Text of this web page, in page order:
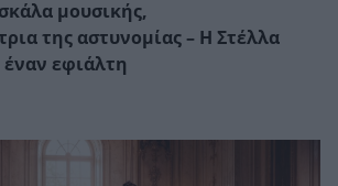
μουσικής,
της αστυνομίας – Η Στέλλα
έναν εφιάλτη